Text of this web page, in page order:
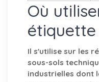
Où
étiquette
Il s'utilise sur les
sous-sols
industrielles dont